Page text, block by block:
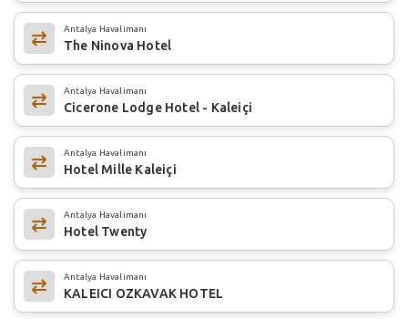
Antalya Havalimanı
The Ninova Hotel
Antalya Havalimanı
Cicerone Lodge Hotel - Kaleiçi
Antalya Havalimanı
Hotel Mille Kaleiçi
Antalya Havalimanı
Hotel Twenty
Antalya Havalimanı
KALEICI OZKAVAK HOTEL